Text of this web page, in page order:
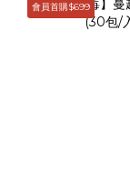
會員首購$699